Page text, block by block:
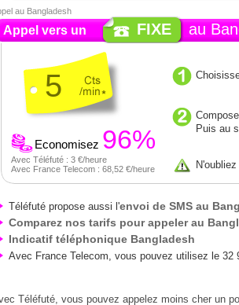
Appel vers un FIXE au
au Bangladesh
5
Economisez 96%
Avec Téléfuté : 3 €/heure
Avec France Telecom : 68,52 €/heure
Puis au
Téléfuté propose aussi l'envoi de SMS au
Comparez nos tarifs pour appeler au
Indicatif téléphonique Bangladesh
Avec France Telecom, vous pouvez utilisez le 32
Téléfuté, vous pouvez appelez moins cher un